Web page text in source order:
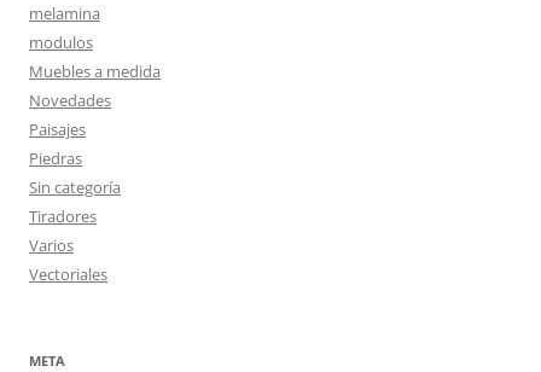
melamina
modulos
Muebles a medida
Novedades
Paisajes
Piedras
Sin categoría
Tiradores
Varios
Vectoriales
META